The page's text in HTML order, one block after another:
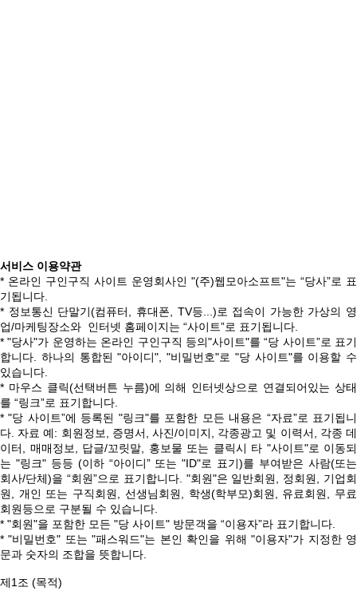
서비스 이용약관
* 온라인 구인구직 사이트 운영회사인 "(주)웹모아소프트"는 “당사”로 표
기됩니다.
* 정보통신 단말기(컴퓨터, 휴대폰, TV등...)로 접속이 가능한 가상의 영
업/마케팅장소와 인터넷 홈페이지는 “사이트”로 표기됩니다.
* "당사"가 운영하는 온라인 구인구직 등의"사이트"를 “당 사이트”로 표기
합니다. 하나의 통합된 "아이디", "비밀번호"로 "당 사이트"를 이용할 수
있습니다.
* 마우스 클릭(선택버튼 누름)에 의해 인터넷상으로 연결되어있는 상태
를 “링크”로 표기합니다.
* "당 사이트”에 등록된 "링크"를 포함한 모든 내용은 “자료”로 표기됩니
다. 자료 예: 회원정보, 증명서, 사진/이미지, 각종광고 및 이력서, 각종 데
이터, 매매정보, 답글/꼬릿말, 홍보물 또는 클릭시 타 "사이트"로 이동되
는 "링크" 등등 (이하 “아이디” 또는 "ID"로 표기)를 부여받은 사람(또는
회사/단체)을 “회원”으로 표기합니다. "회원"은 일반회원, 정회원, 기업회
원, 개인 또는 구직회원, 선생님회원, 학생(학부모)회원, 유료회원, 무료
회원등으로 구분될 수 있습니다.
* "회원"을 포함한 모든 "당 사이트" 방문객을 “이용자”라 표기합니다.
* "비밀번호" 또는 "패스워드"는 본인 확인을 위해 "이용자"가 지정한 영
문과 숫자의 조합을 뜻합니다.
제1조 (목적)